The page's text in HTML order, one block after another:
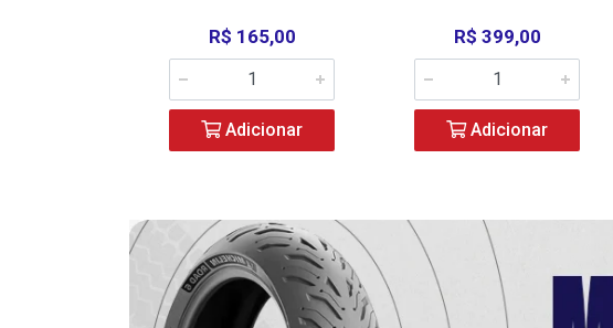
R$ 165,00
Adicionar
R$ 399,00
Adicionar